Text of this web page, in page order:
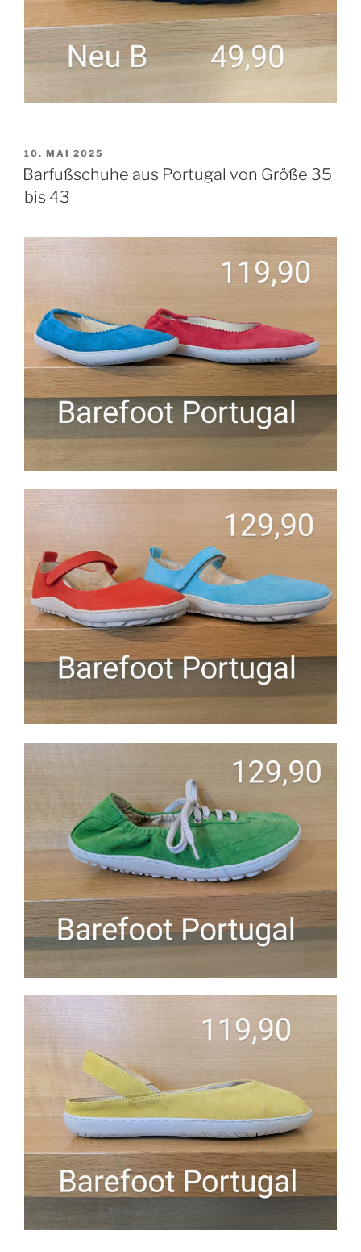
VERÖFFENTLICHT
AM
10. MAI 2025
Barfußschuhe aus Portugal von Größe 35
bis 43